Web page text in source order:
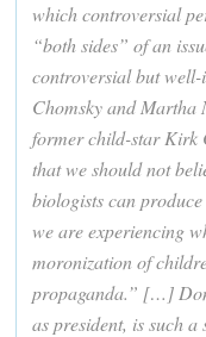
which controversial
“both sides” of an
controversial but
Chomsky and Martha
former child-star Kirk
that we should not
biologists can
we are experiencing
moronization of
propaganda.” […]
as president, is such